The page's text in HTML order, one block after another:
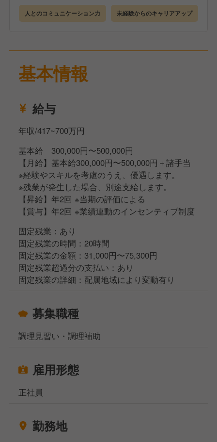
企業や店舗について理解を深めていただきます。
●店舗研修（3カ月）
ビジネスマナーも身につくので未経験でも安心です。
●キャリアアップ
長を目指すことが可能です
人とのコミュニケーション力 未経験からのキャリアアップ
基本情報
給与
年収/417~700万円
基本給 300,000円〜500,000円
【月給】基本給300,000円〜500,000円＋諸手当
※経験やスキルを考慮のうえ、優遇します。
※残業が発生した場合、別途支給します。
【昇給】年2回 ※当期の評価による
【賞与】年2回 ※業績連動のインセンティブ制度
固定残業：あり
固定残業の時間：20時間
固定残業の金額：31,000円〜75,300円
固定残業超過分の支払い：あり
固定残業の詳細：配属地域により変動有り
募集職種
調理見習い・調理補助
雇用形態
正社員
勤務地